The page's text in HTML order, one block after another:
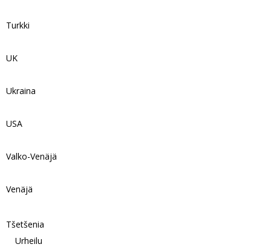
Turkki
UK
Ukraina
USA
Valko-Venäjä
Venäjä
Tšetšenia
Urheilu